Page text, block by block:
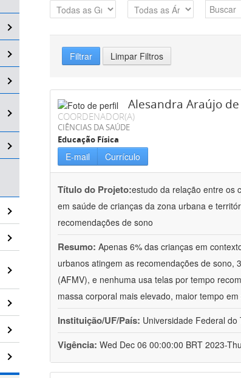
Filtrar Limpar Filtros
Alesandra Araújo de
COORDENADOR(A)
CIÊNCIAS DA SAÚDE
Educação Física
E-mail Currículo
Título do Projeto:estudo da relação entre os
em saúde de crianças da zona urbana e
recomendações de sono
Resumo: Apenas 6% das crianças em
urbanos atingem as recomendações de sono,
(AFMV), e nenhuma usa telas por tempo
massa corporal mais elevado, maior tempo
Instituição/UF/País: Universidade Federal do
Vigência: Wed Dec 06 00:00:00 BRT 2023-